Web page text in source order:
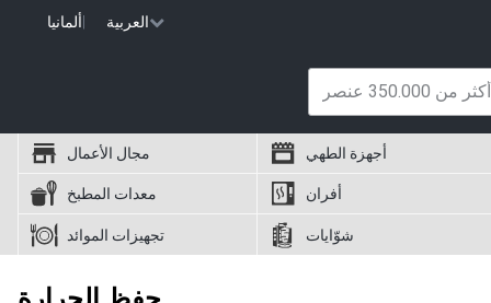
ألمانيا العربية
مجال الأعمال أجهزة الطهي
معدات المطبخ أفران
تجهيزات الموائد شوّايات